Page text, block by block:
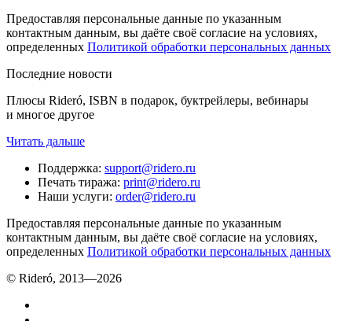
Предоставляя персональные данные по указанным
контактным данным, вы даёте своё согласие на условиях,
определенных Политикой обработки персональных данных
Последние новости
Плюсы Rideró, ISBN в подарок, буктрейлеры, вебинары
и многое другое
Читать дальше
Поддержка: support@ridero.ru
Печать тиража: print@ridero.ru
Наши услуги: order@ridero.ru
Предоставляя персональные данные по указанным
контактным данным, вы даёте своё согласие на условиях,
определенных Политикой обработки персональных данных
© Rideró, 2013—2026